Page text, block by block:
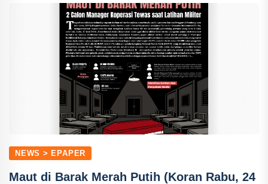
NEWS > EPAPER
Maut di Barak Merah Putih (Koran Rabu, 24